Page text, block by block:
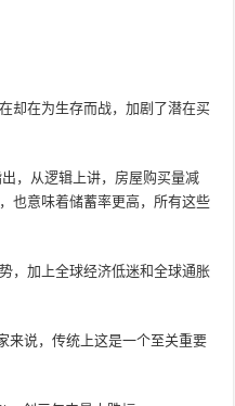
却在为生存而战，加剧了潜在买
，从逻辑上讲，房屋购买量减
也意味着储蓄率更高，所有这些
，加上全球经济低迷和全球通胀
来说，传统上这是一个至关重要